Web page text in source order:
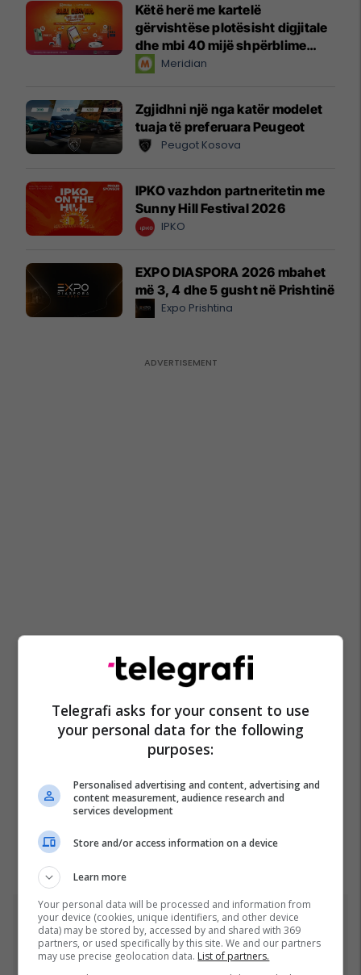
Këtë herë me kartelë
gërvishtëse plotësisht digjitale
dhe mbi 40 mijë shpërblime
instant!Meridian
Zgjidhni një nga katër modelet
tuaja të preferuara Peugeot
Peugot Kosova
IPKO vazhdon partneritetin me
Sunny Hill Festival 2026
IPKO
EXPO DIASPORA 2026 mbahet
më 3, 4 dhe 5 gusht në Prishtinë
Expo Prishtina
Top 5
Pesë ditë pas marrjes së
Telegrafi asks for your consent to use
your personal data for the following
purposes:
Personalised advertising and content, advertising and
content measurement, audience research and
services development
Store and/or access information on a device
Learn more
Your personal data will be processed and information from
your device (cookies, unique identifiers, and other device
data) may be stored by, accessed by and shared with 369
partners, or used specifically by this site. We and our partners
may use precise geolocation data. List of partners.